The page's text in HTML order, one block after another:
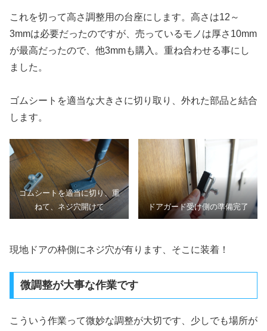
これを切って高さ調整用の台座にします。高さは12～
3mmは必要だったのですが、売っているモノは厚さ10mm
が最高だったので、他3mmも購入。重ね合わせる事にし
ました。
ゴムシートを適当な大きさに切り取り、外れた部品と結合
します。
ゴムシートを適当に切り、重
ねて、ネジ穴開けて
ドアガード受け側の準備完了
現地ドアの枠側にネジ穴が有ります、そこに装着！
微調整が大事な作業です
こういう作業って微妙な調整が大切です、少しでも場所が